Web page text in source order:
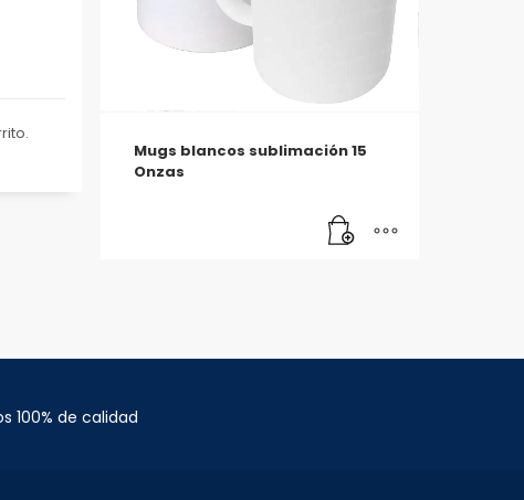
Mugs blancos sublimación 15
Onzas
100% de calidad